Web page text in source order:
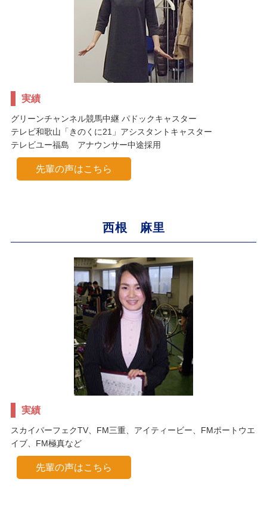
実績
グリーンチャンネル競馬中継 パドックキャスター
テレビ和歌山「きのくに21」アシスタントキャスター
テレビユー福島 アナウンサー中途採用
先輩の声はこちら
西根 麻里
実績
スカイパーフェクTV、FM三重、アイティービー、FMポートウエ
イブ、FM極真など
先輩の声はこちら